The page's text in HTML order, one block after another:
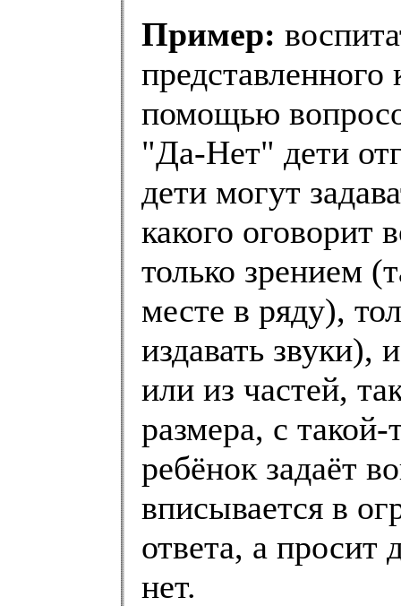
Пример:
помощью
"Да-Нет" дети
дети могут
какого оговорит
только зрением
месте в ряду),
издавать
или из частей,
размера, с
ребёнок задаёт
вписывается в
ответа, а просит
нет.